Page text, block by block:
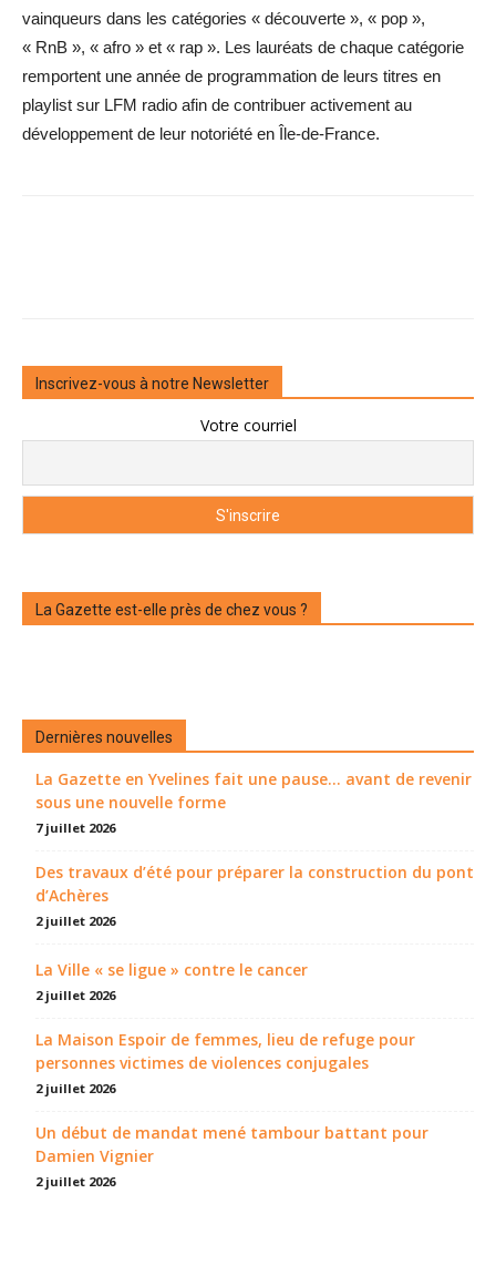
vainqueurs dans les catégories « découverte », « pop »,
« RnB », « afro » et « rap ». Les lauréats de chaque catégorie
remportent une année de programmation de leurs titres en
playlist sur LFM radio afin de contribuer activement au
développement de leur notoriété en Île-de-France.
Inscrivez-vous à notre Newsletter
Votre courriel
La Gazette est-elle près de chez vous ?
Dernières nouvelles
La Gazette en Yvelines fait une pause... avant de revenir
sous une nouvelle forme
7 juillet 2026
Des travaux d’été pour préparer la construction du pont
d’Achères
2 juillet 2026
La Ville « se ligue » contre le cancer
2 juillet 2026
La Maison Espoir de femmes, lieu de refuge pour
personnes victimes de violences conjugales
2 juillet 2026
Un début de mandat mené tambour battant pour
Damien Vignier
2 juillet 2026